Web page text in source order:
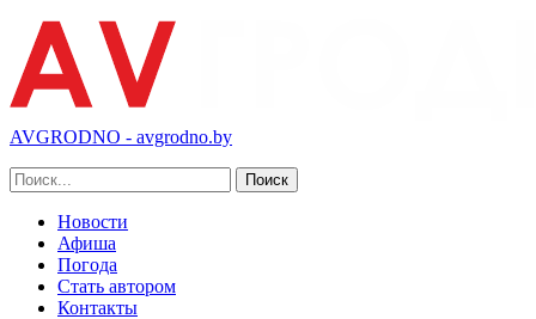
AVGRODNO - avgrodno.by
Новости
Афиша
Погода
Стать автором
Контакты